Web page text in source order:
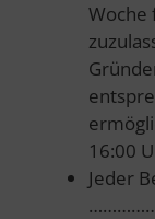
Woche
16:00
Jeder